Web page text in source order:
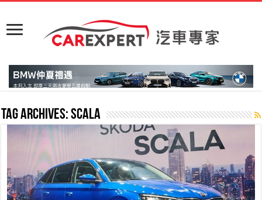
Tag Archives:Scala